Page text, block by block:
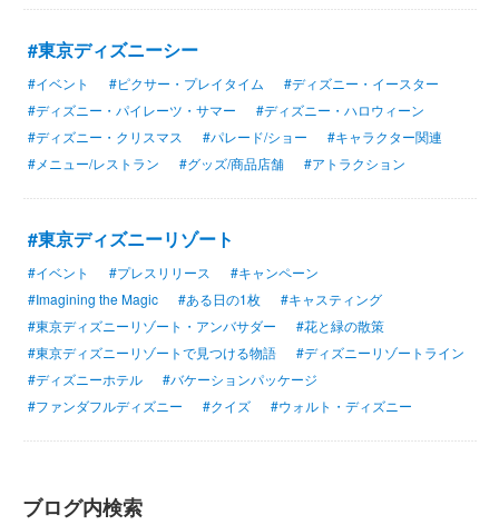
#東京ディズニーシー
#イベント #ピクサー・プレイタイム
#ディズニー・イースター
#ディズニー・パイレーツ・サマー
#ディズニー・ハロウィーン
#ディズニー・クリスマス
#パレード/ショー
#キャラクター関連
#メニュー/レストラン
#グッズ/商品店舗 #アトラクション
#東京ディズニーリゾート
#イベント #プレスリリース
#キャンペーン
#Imagining the Magic
#ある日の1枚
#キャスティング
#東京ディズニーリゾート・アンバサダー
#花と緑の散策
#東京ディズニーリゾートで見つける物語
#ディズニーリゾートライン
#ディズニーホテル
#バケーションパッケージ
#ファンダフルディズニー
#クイズ #ウォルト・ディズニー
ブログ内検索